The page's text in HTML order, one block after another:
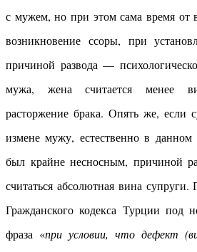
с мужем, но при этом сама время от
возникновение ссоры, при
причиной развода —
мужа, жена считается менее
расторжение брака. Опять же, если
измене мужу, естественно в
был крайне несносным, причиной
считаться абсолютная вина супруги.
Гражданского кодекса Турции под
фраза «при условии, что дефект